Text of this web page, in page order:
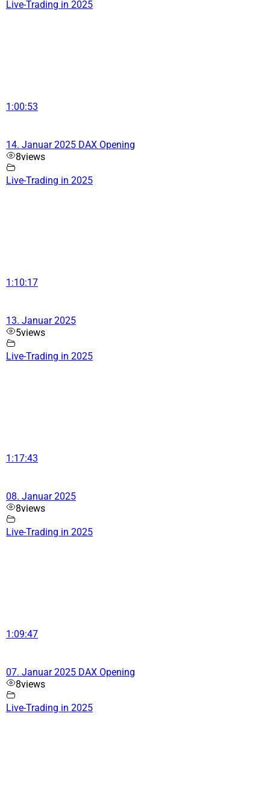
Live-Trading in 2025
1:00:53
14. Januar 2025 DAX Opening
8views
Live-Trading in 2025
1:10:17
13. Januar 2025
5views
Live-Trading in 2025
1:17:43
08. Januar 2025
8views
Live-Trading in 2025
1:09:47
07. Januar 2025 DAX Opening
8views
Live-Trading in 2025